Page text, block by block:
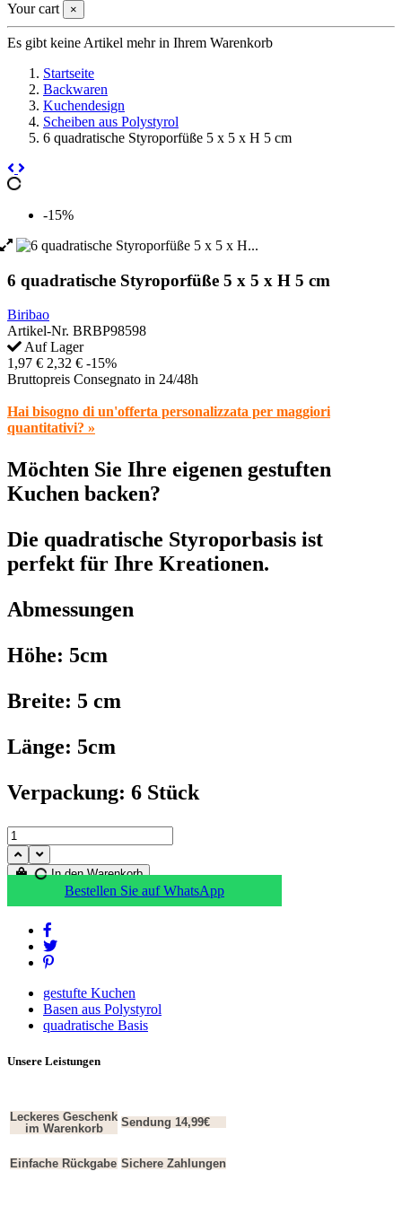
Your cart
×
Es gibt keine Artikel mehr in Ihrem Warenkorb
Startseite
Backwaren
Kuchendesign
Scheiben aus Polystyrol
6 quadratische Styroporfüße 5 x 5 x H 5 cm
-15%
6 quadratische Styroporfüße 5 x 5 x H 5 cm
Biribao
Artikel-Nr. BRBP98598
Auf Lager
1,97 € 2,32 € -15%
Bruttopreis Consegnato in 24/48h
Hai bisogno di un'offerta personalizzata per maggiori
quantitativi? »
Möchten Sie Ihre eigenen gestuften
Kuchen backen?
Die quadratische Styroporbasis ist
perfekt für Ihre Kreationen.
Abmessungen
Höhe: 5cm
Breite: 5 cm
Länge: 5cm
Verpackung: 6 Stück
In den Warenkorb
Bestellen Sie auf WhatsApp
gestufte Kuchen
Basen aus Polystyrol
quadratische Basis
Unsere Leistungen
Leckeres Geschenk
im Warenkorb
Sendung 14,99€
Einfache Rückgabe Sichere Zahlungen